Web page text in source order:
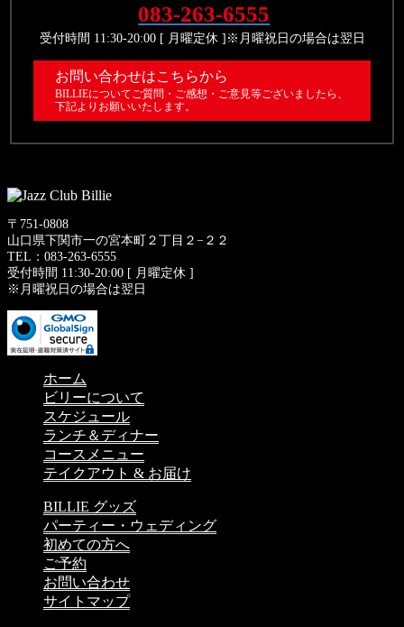
083-263-6555
受付時間 11:30-20:00 [ 月曜定休 ]※月曜祝日の場合は翌日
お問い合わせはこちらから
BILLIEについてご質問・ご感想・ご意見等ございましたら、
下記よりお願いいたします。
〒751-0808
山口県下関市一の宮本町２丁目２−２２
TEL：083-263-6555
受付時間 11:30-20:00 [ 月曜定休 ]
※月曜祝日の場合は翌日
ホーム
ビリーについて
スケジュール
ランチ＆ディナー
コースメニュー
テイクアウト & お届け
BILLIE グッズ
パーティー・ウェディング
初めての方へ
ご予約
お問い合わせ
サイトマップ